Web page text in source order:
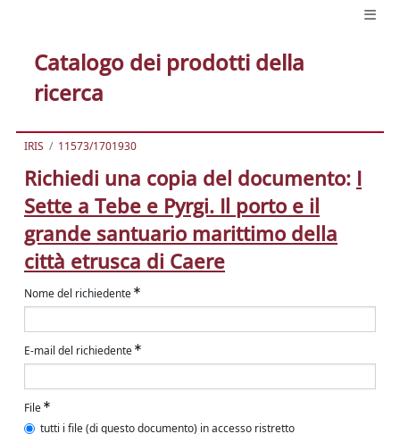
Catalogo dei prodotti della
ricerca
IRIS 11573/1701930
Richiedi una copia del documento: I
Sette a Tebe e Pyrgi. Il porto e il
grande santuario marittimo della
città etrusca di Caere
Nome del richiedente
E-mail del richiedente
File
tutti i file (di questo documento) in accesso ristretto